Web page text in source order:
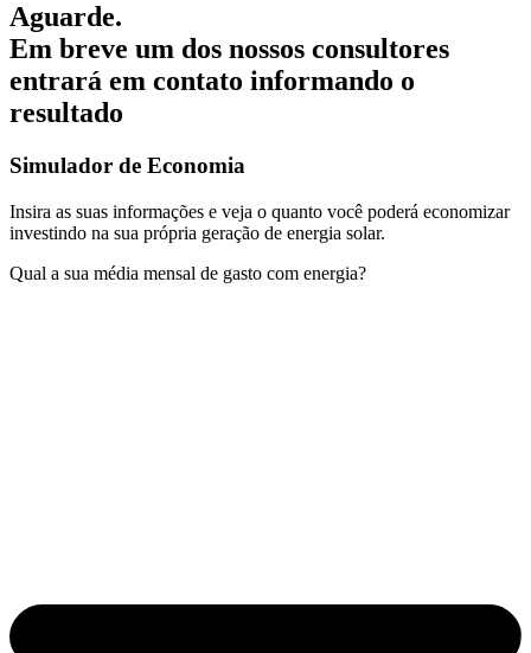
Aguarde.
Em breve um dos nossos consultores
entrará em contato informando o
resultado
Simulador de Economia
Insira as suas informações e veja o quanto você poderá economizar
investindo na sua própria geração de energia solar.
Qual a sua média mensal de gasto com energia?